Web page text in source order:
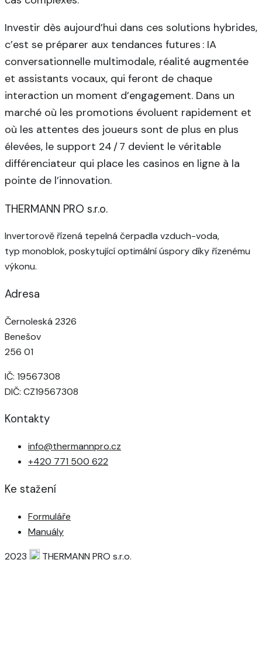
Investir dès aujourd’hui dans ces solutions hybrides,
c’est se préparer aux tendances futures : IA
conversationnelle multimodale, réalité augmentée
et assistants vocaux, qui feront de chaque
interaction un moment d’engagement. Dans un
marché où les promotions évoluent rapidement et
où les attentes des joueurs sont de plus en plus
élevées, le support 24 / 7 devient le véritable
différenciateur qui place les casinos en ligne à la
pointe de l’innovation.
THERMANN PRO s.r.o.
Invertorově řízená tepelná čerpadla vzduch-voda,
typ monoblok, poskytující optimální úspory díky řízenému
výkonu.
Adresa
Černoleská 2326
Benešov
256 01
IČ: 19567308
DIČ: CZ19567308
Kontakty
info@thermannpro.cz
+420 771 500 622
Ke stažení
Formuláře
Manuály
2023
THERMANN PRO s.r.o.